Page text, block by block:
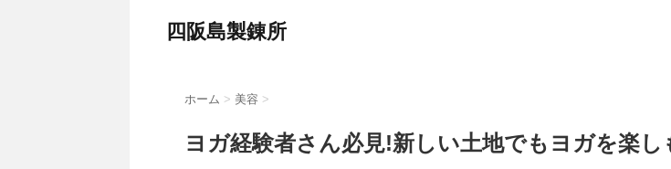
四阪島製錬所
ホーム > 美容 >
ヨガ経験者さん必見!新しい土地でもヨガを楽し